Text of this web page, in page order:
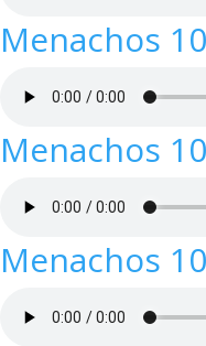
Menachos
Menachos
Menachos